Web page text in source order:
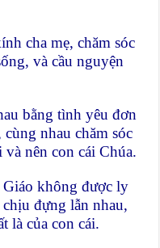
cha mẹ, chăm sóc
và cầu nguyện
bằng tình yêu đơn
nhau chăm sóc
nên con cái Chúa.
không được ly
đựng lẫn nhau,
là của con cái.